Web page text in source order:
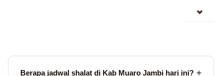
Berapa jadwal shalat di Kab Muaro Jambi hari ini?